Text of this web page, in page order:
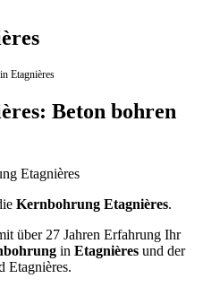
Etagnières
Beton bohren
Kernbohrung Etagnières.
über 27 Jahren Erfahrung Ihr
in Etagnières und der
Etagnières.